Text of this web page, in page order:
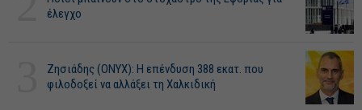
έλεγχο
Ζησιάδης (ONYX): Η επένδυση 388 εκατ. που
φιλοδοξεί να αλλάξει τη Χαλκιδική